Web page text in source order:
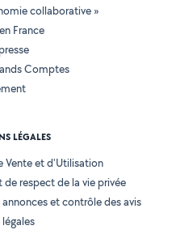
collaborative »
France
Comptes
LÉGALES
Vente et d'Utilisation
respect de la vie privée
et contrôle des avis